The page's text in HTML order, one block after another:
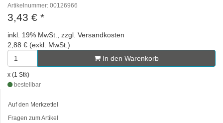
Artikelnummer: 00126966
3,43 € *
inkl. 19% MwSt., zzgl. Versandkosten
2,88 € (exkl. MwSt.)
In den Warenkorb
x (1 Stk)
bestellbar
Auf den Merkzettel
Fragen zum Artikel